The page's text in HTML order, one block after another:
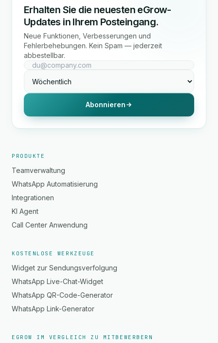
Erhalten Sie die neuesten eGrow-
Updates in Ihrem Posteingang.
Neue Funktionen, Verbesserungen und
Fehlerbehebungen. Kein Spam — jederzeit
abbestellbar.
Abonnieren
PRODUKTE
Teamverwaltung
WhatsApp Automatisierung
Integrationen
KI Agent
Call Center Anwendung
KOSTENLOSE WERKZEUGE
Widget zur Sendungsverfolgung
WhatsApp Live-Chat-Widget
WhatsApp QR-Code-Generator
WhatsApp Link-Generator
EGROW IM VERGLEICH ZU MITBEWERBERN